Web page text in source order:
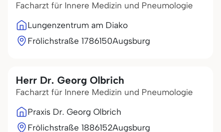
Facharzt für Innere Medizin und Pneumologie
Lungenzentrum am Diako
Frölichstraße 1786150Augsburg
Herr Dr. Georg Olbrich
Facharzt für Innere Medizin und Pneumologie
Praxis Dr. Georg Olbrich
Frölichstraße 1886152Augsburg